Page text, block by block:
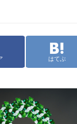
はてぶ